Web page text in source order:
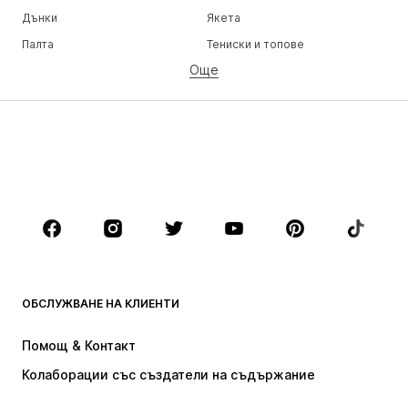
Дънки
Якета
Палта
Тениски и топове
Бельо
Поли
Блузи и туники
Аксесоари
Premium
НОВО
Пуловери и Трикотаж
Още
ОБСЛУЖВАНЕ НА КЛИЕНТИ
Помощ & Контакт
Колаборации със създатели на съдържание